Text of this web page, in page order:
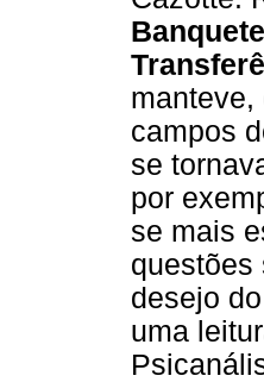
Banquete
campos
se
por
se mais
questões
desejo
uma